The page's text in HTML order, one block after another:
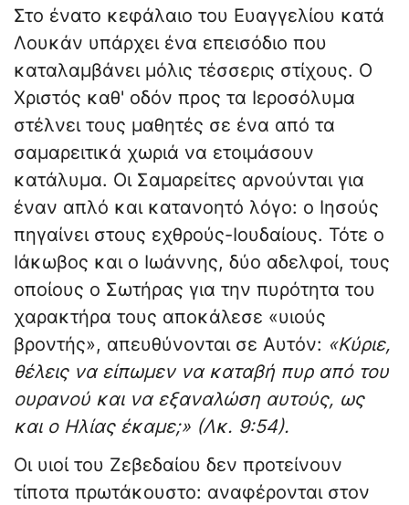
Στο ένατο κεφάλαιο του Ευαγγελίου κατά
Λουκάν υπάρχει ένα επεισόδιο που
καταλαμβάνει μόλις τέσσερις στίχους. Ο
Χριστός καθ' οδόν προς τα Ιεροσόλυμα
στέλνει τους μαθητές σε ένα από τα
σαμαρειτικά χωριά να ετοιμάσουν
κατάλυμα. Οι Σαμαρείτες αρνούνται για
έναν απλό και κατανοητό λόγο: ο Ιησούς
πηγαίνει στους εχθρούς-Ιουδαίους. Τότε ο
Ιάκωβος και ο Ιωάννης, δύο αδελφοί, τους
οποίους ο Σωτήρας για την πυρότητα του
χαρακτήρα τους αποκάλεσε «υιούς
βροντής», απευθύνονται σε Αυτόν: «Κύριε,
θέλεις να είπωμεν να καταβή πυρ από του
ουρανού και να εξαναλώση αυτούς, ως
και ο Ηλίας έκαμε;» (Λκ. 9:54).
Οι υιοί του Ζεβεδαίου δεν προτείνουν
τίποτα πρωτάκουστο: αναφέρονται στον